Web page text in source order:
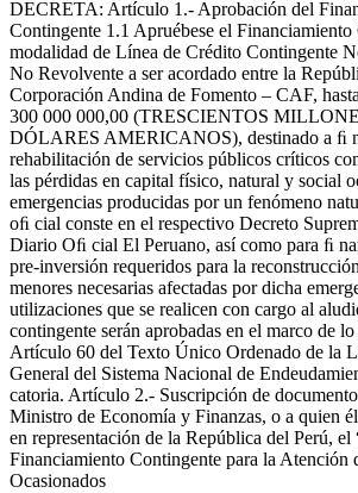
DECRETA: Artículo 1.- Aprobación del
Contingente 1.1 Apruébese el
modalidad de Línea de Crédito Contingente
No Revolvente a ser acordado entre la
Corporación Andina de Fomento – CAF,
300 000 000,00 (TRESCIENTOS
DÓLARES AMERICANOS), destinado a ﬁ
rehabilitación de servicios públicos críticos
las pérdidas en capital físico, natural y social
emergencias producidas por un fenómeno
oﬁ cial conste en el respectivo Decreto
Diario Oﬁ cial El Peruano, así como para ﬁ
pre-inversión requeridos para la
menores necesarias afectadas por dicha
utilizaciones que se realicen con cargo al
contingente serán aprobadas en el marco de
Artículo 60 del Texto Único Ordenado de la
General del Sistema Nacional de
catoria. Artículo 2.- Suscripción de
Ministro de Economía y Finanzas, o a quien
en representación de la República del Perú,
Financiamiento Contingente para la Atención
Ocasionados